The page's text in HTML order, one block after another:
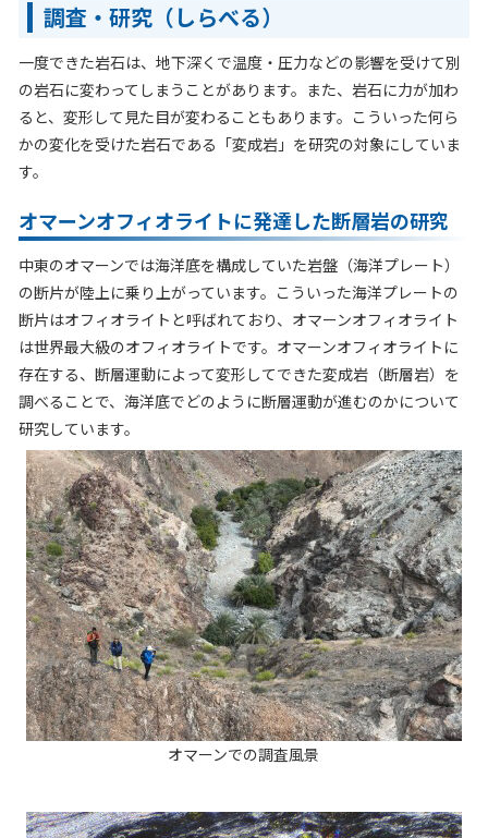
調査・研究（しらべる）
一度できた岩石は、地下深くで温度・圧力などの影響を受けて別
の岩石に変わってしまうことがあります。また、岩石に力が加わ
ると、変形して見た目が変わることもあります。こういった何ら
かの変化を受けた岩石である「変成岩」を研究の対象にしていま
す。
オマーンオフィオライトに発達した断層岩の研究
中東のオマーンでは海洋底を構成していた岩盤（海洋プレート）
の断片が陸上に乗り上がっています。こういった海洋プレートの
断片はオフィオライトと呼ばれており、オマーンオフィオライト
は世界最大級のオフィオライトです。オマーンオフィオライトに
存在する、断層運動によって変形してできた変成岩（断層岩）を
調べることで、海洋底でどのように断層運動が進むのかについて
研究しています。
オマーンでの調査風景